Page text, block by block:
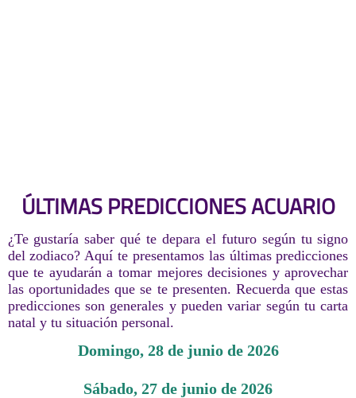
ÚLTIMAS PREDICCIONES ACUARIO
¿Te gustaría saber qué te depara el futuro según tu signo
del zodiaco? Aquí te presentamos las últimas predicciones
que te ayudarán a tomar mejores decisiones y aprovechar
las oportunidades que se te presenten. Recuerda que estas
predicciones son generales y pueden variar según tu carta
natal y tu situación personal.
domingo, 28 de junio de 2026
sábado, 27 de junio de 2026